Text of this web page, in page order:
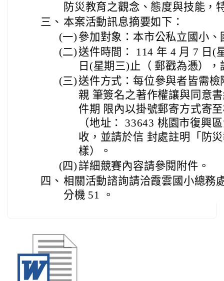
防災教育之觀念、態度與技能，
三、 本案活動訊息摘要如下：
(一) 參加對象：本市公私立國小
(二) 送件時間： 114 年 4 月 7 日(
日(星期三)止（ 郵戳為慿）
(三) 送件方式：每位參與者皆需
親 筆簽名之著作權讓與同意
件期 限內以掛號郵寄方式寄
（地址： 33643 桃園市復興
收，並請於信 封處註明「防
樣）。
(四)詳細競賽內容請參閱附件。
四、 相關活動諮詢請洽霞雲國小總務
分機 51 。